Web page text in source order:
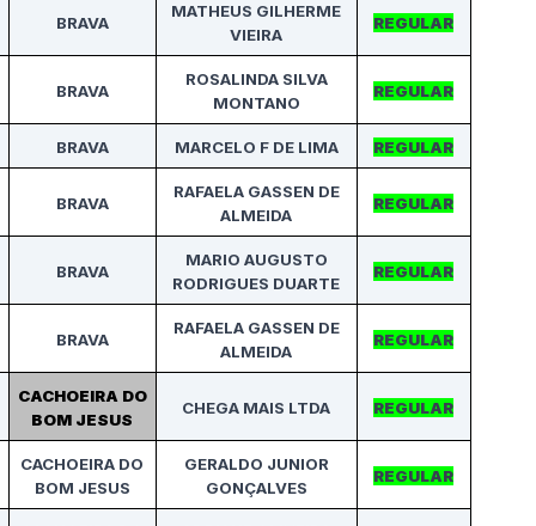
BRAVA
MATHEUS GILHERME
VIEIRA
REGULAR
BRAVA
ROSALINDA SILVA
MONTANO
REGULAR
BRAVA MARCELO F DE LIMA REGULAR
BRAVA
RAFAELA GASSEN DE
ALMEIDA
REGULAR
BRAVA
MARIO AUGUSTO
RODRIGUES DUARTE
REGULAR
BRAVA
RAFAELA GASSEN DE
ALMEIDA
REGULAR
CACHOEIRA DO
BOM JESUS
CHEGA MAIS LTDA REGULAR
CACHOEIRA DO
BOM JESUS
GERALDO JUNIOR
GONÇALVES
REGULAR